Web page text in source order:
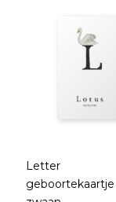
Letter
geboortekaartje